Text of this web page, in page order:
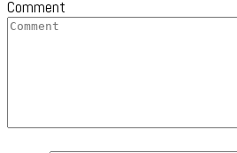
Comment